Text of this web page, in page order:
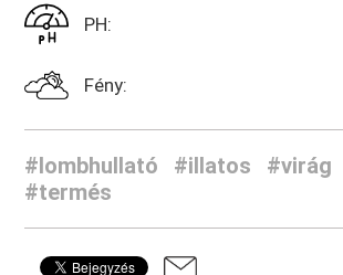
PH:
Fény:
#lombhullató #illatos #virág
#termés